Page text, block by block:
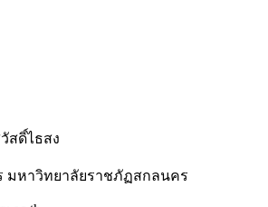
สดิ์ไธสง
มหาวิทยาลัยราชภัฏสกลนคร